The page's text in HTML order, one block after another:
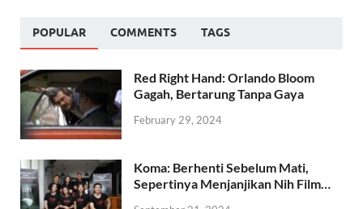
POPULAR COMMENTS TAGS
Red Right Hand: Orlando Bloom
Gagah, Bertarung Tanpa Gaya
February 29, 2024
Koma: Berhenti Sebelum Mati,
Sepertinya Menjanjikan Nih Film…